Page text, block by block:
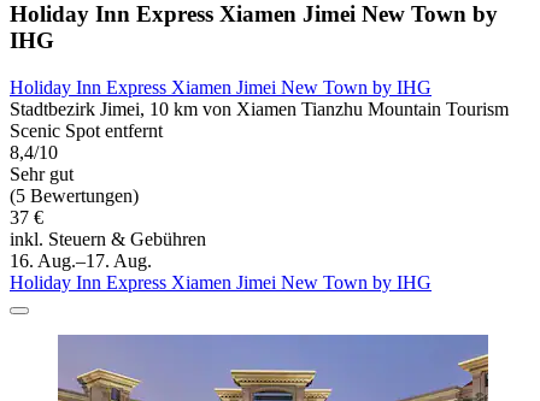
Holiday Inn Express Xiamen Jimei New Town by
IHG
Holiday Inn Express Xiamen Jimei New Town by IHG
Stadtbezirk Jimei, 10 km von Xiamen Tianzhu Mountain Tourism
Scenic Spot entfernt
8,4/10
Sehr gut
(5 Bewertungen)
37 €
inkl. Steuern & Gebühren
16. Aug.–17. Aug.
Holiday Inn Express Xiamen Jimei New Town by IHG